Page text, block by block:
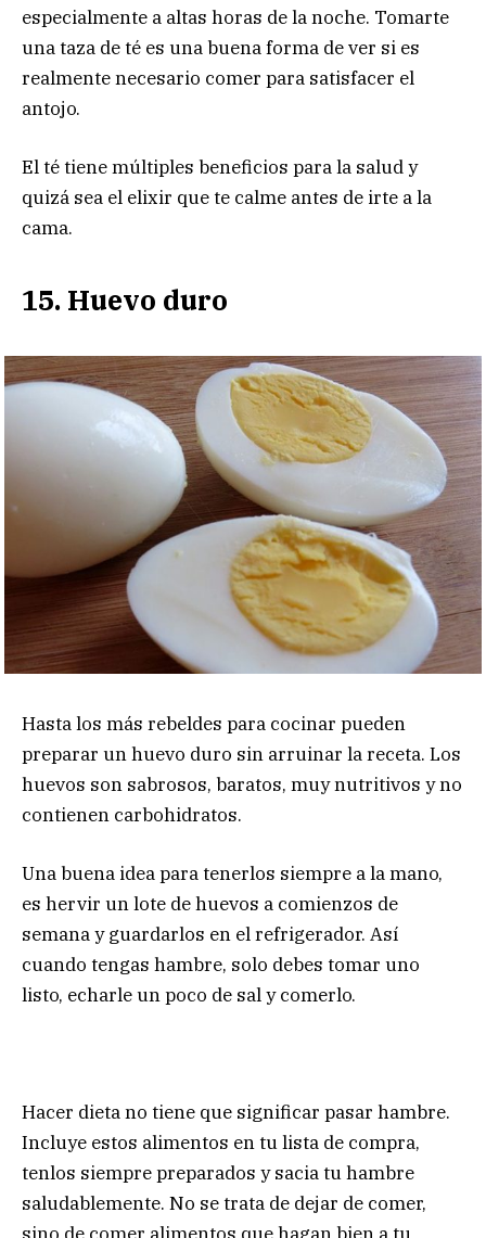
especialmente a altas horas de la noche. Tomarte
una taza de té es una buena forma de ver si es
realmente necesario comer para satisfacer el
antojo.
El té tiene múltiples beneficios para la salud y
quizá sea el elixir que te calme antes de irte a la
cama.
15. Huevo duro
Hasta los más rebeldes para cocinar pueden
preparar un huevo duro sin arruinar la receta. Los
huevos son sabrosos, baratos, muy nutritivos y no
contienen carbohidratos.
Una buena idea para tenerlos siempre a la mano,
es hervir un lote de huevos a comienzos de
semana y guardarlos en el refrigerador. Así
cuando tengas hambre, solo debes tomar uno
listo, echarle un poco de sal y comerlo.
Hacer dieta no tiene que significar pasar hambre.
Incluye estos alimentos en tu lista de compra,
tenlos siempre preparados y sacia tu hambre
saludablemente. No se trata de dejar de comer,